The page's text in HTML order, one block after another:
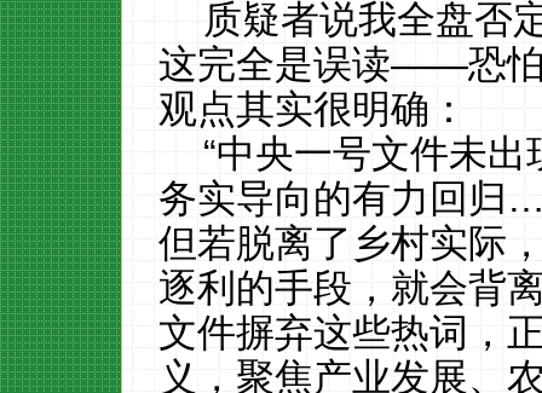
质疑者说我全盘否
这完全是误读——恐
观点其实很明确：
“中央一号文件未
务实导向的有力回归
但若脱离了乡村实际
逐利的手段，就会背
文件摒弃这些热词，
义，聚焦产业发展、